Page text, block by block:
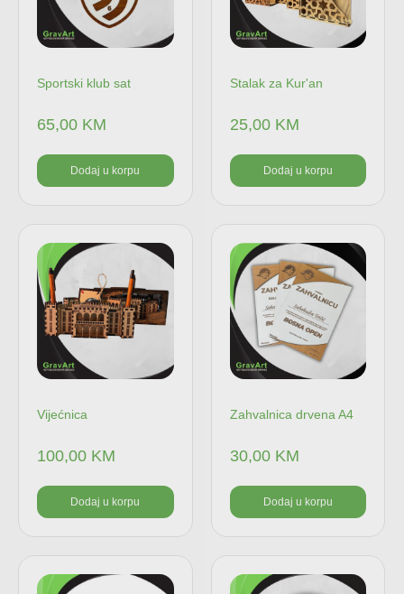
Sportski klub sat
65,00 KM
Dodaj u korpu
Stalak za Kur'an
25,00 KM
Dodaj u korpu
Vijećnica
100,00 KM
Dodaj u korpu
Zahvalnica drvena A4
30,00 KM
Dodaj u korpu